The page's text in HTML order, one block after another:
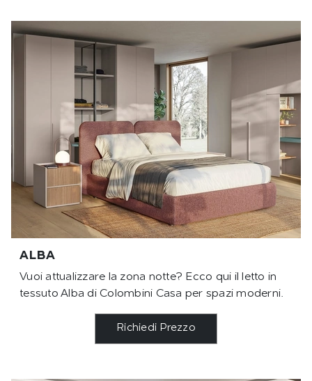
ALBA
Vuoi attualizzare la zona notte? Ecco qui il letto in
tessuto Alba di Colombini Casa per spazi moderni.
Richiedi Prezzo